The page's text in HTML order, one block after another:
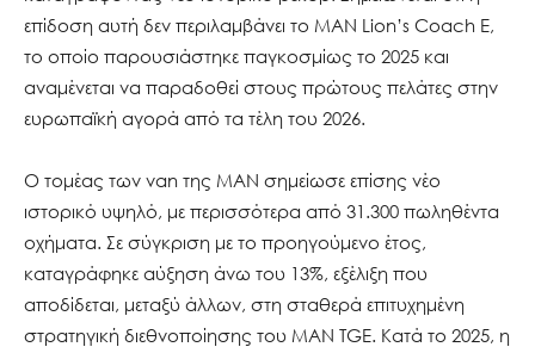
επίδοση αυτή δεν περιλαμβάνει το MAN Lion’s Coach E,
το οποίο παρουσιάστηκε παγκοσμίως το 2025 και
αναμένεται να παραδοθεί στους πρώτους πελάτες στην
ευρωπαϊκή αγορά από τα τέλη του 2026.
Ο τομέας των van της MAN σημείωσε επίσης νέο
ιστορικό υψηλό, με περισσότερα από 31.300 πωληθέντα
οχήματα. Σε σύγκριση με το προηγούμενο έτος,
καταγράφηκε αύξηση άνω του 13%, εξέλιξη που
αποδίδεται, μεταξύ άλλων, στη σταθερά επιτυχημένη
στρατηγική διεθνοποίησης του MAN TGE. Κατά το 2025, η